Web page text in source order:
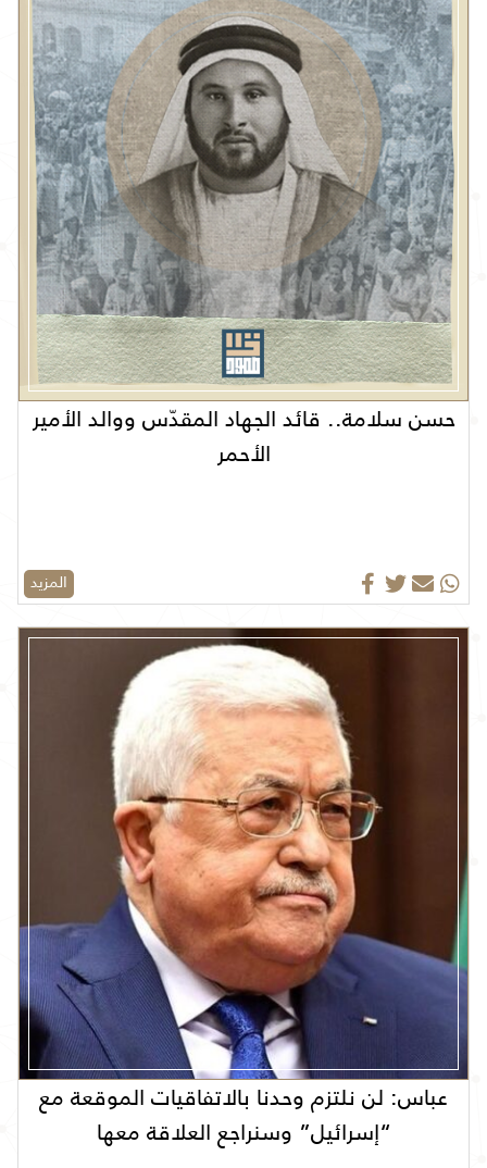
حسن سلامة.. قائد الجهاد المقدّس ووالد الأمير
الأحمر
المزيد
عباس: لن نلتزم وحدنا بالاتفاقيات الموقعة مع
“إسرائيل” وسنراجع العلاقة معها